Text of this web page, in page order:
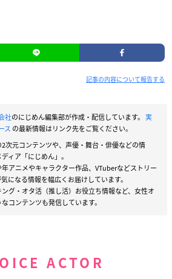
記事の内容について報告する
社のにじめん編集部が作成・配信しています。 実
ス の最新情報はリンク先をご覧ください。
次元コンテンツや、声優・舞台・俳優などの情
ィア「にじめん」。
アニメやキャラクター作品、VTuberなどストリー
になる情報を幅広くお届けしています。
グ・オタ活（推し活）お役立ち情報など、女性オ
コンテンツも発信しています。
ACTOR